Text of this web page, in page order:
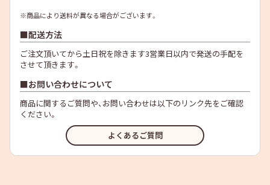
※商品により送料が異なる場合がございます。
配送方法
ご注文頂いてから土日祝を除きます3営業日以内で発送の手配を
させて頂きます。
お問い合わせについて
商品に関するご質問や、お問い合わせは以下のリンク先をご確認
ください。
よくあるご質問